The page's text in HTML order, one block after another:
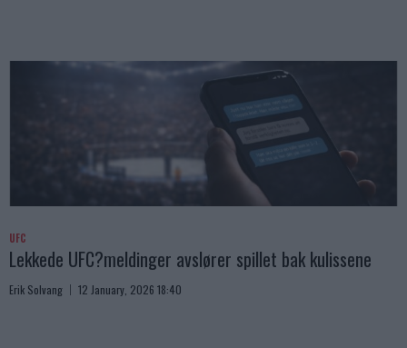
UFC
Lekkede UFC?meldinger avslører spillet bak kulissene
Erik Solvang 12 January, 2026 18:40